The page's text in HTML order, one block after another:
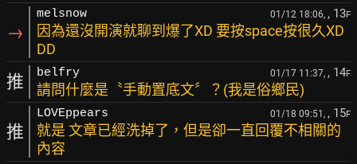
→
melsnow 01/12 18:06, , 13F
因為還沒開演就聊到爆了XD 要按space按很久XD
DD
推 belfry 01/17 11:37, , 14F
請問什麼是〝手動置底文〞？(我是俗鄉民)
推
LOVEppears 01/18 09:51, , 15F
就是 文章已經洗掉了，但是卻一直回覆不相關的
內容